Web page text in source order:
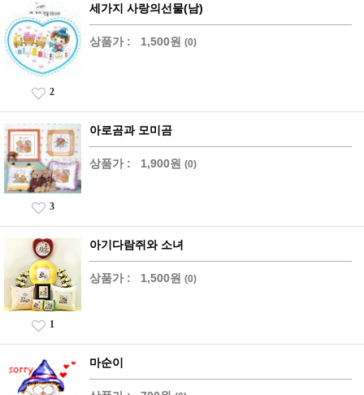
세가지 사랑의선물(남)
상품가 : 1,500원 (0)
2
아로곰과 모미곰
상품가 : 1,900원 (0)
3
아기다람쥐와 소녀
상품가 : 1,500원 (0)
1
마순이